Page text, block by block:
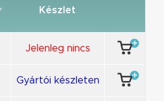
Készlet
Jelenleg nincs
Gyártói készleten